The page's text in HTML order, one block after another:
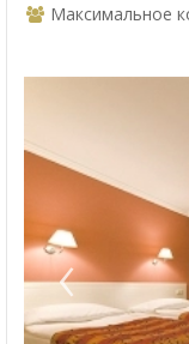
Максимальное
‹